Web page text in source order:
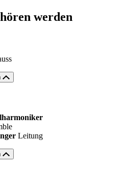
werden
Leitung